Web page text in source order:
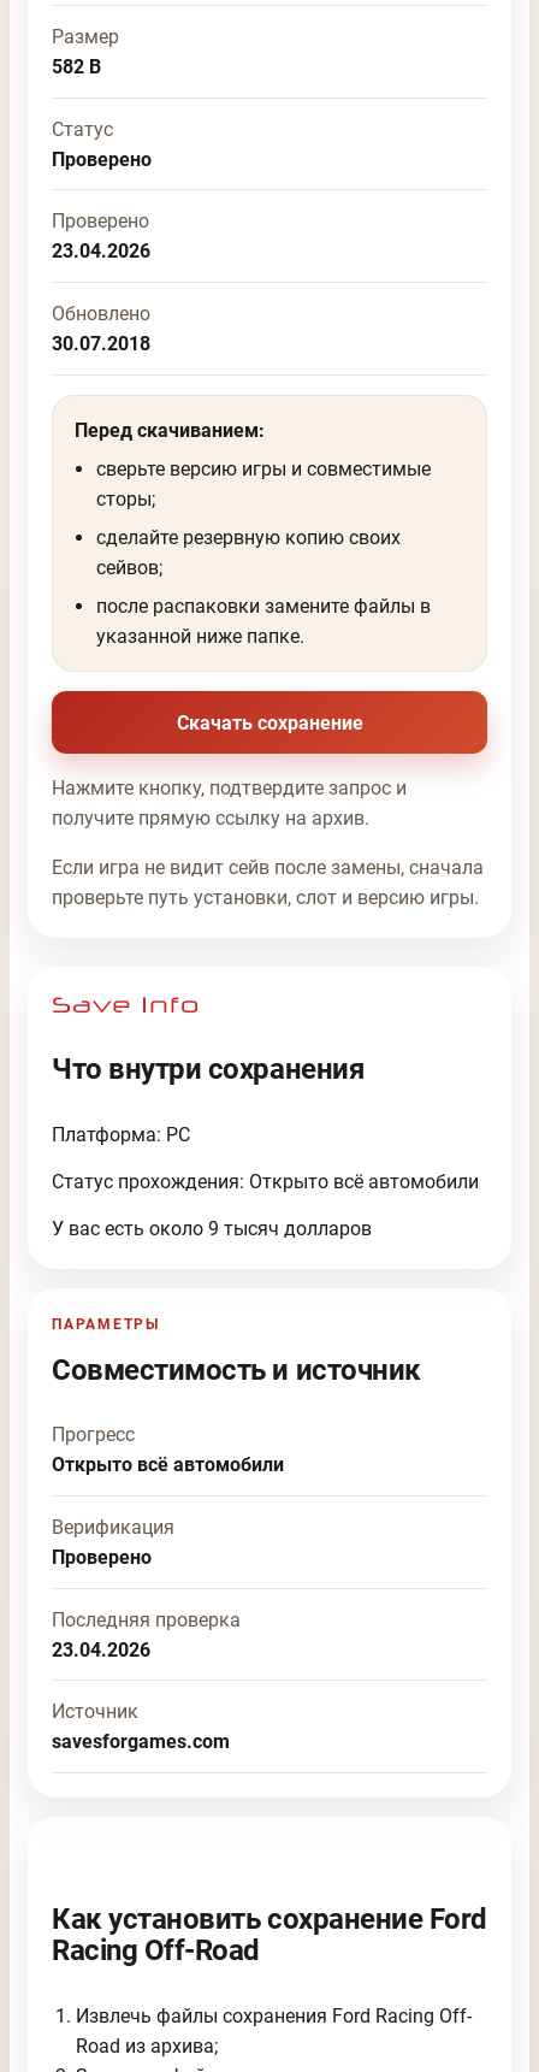
Размер
582 B
Статус
Проверено
Проверено
23.04.2026
Обновлено
30.07.2018
Перед скачиванием:
сверьте версию игры и совместимые
сторы;
сделайте резервную копию своих
сейвов;
после распаковки замените файлы в
указанной ниже папке.
Скачать сохранение
Нажмите кнопку, подтвердите запрос и
получите прямую ссылку на архив.
Если игра не видит сейв после замены, сначала
проверьте путь установки, слот и версию игры.
Что внутри сохранения
Платформа: PC
Статус прохождения: Открыто всё автомобили
У вас есть около 9 тысяч долларов
ПАРАМЕТРЫ
Совместимость и источник
Прогресс
Открыто всё автомобили
Верификация
Проверено
Последняя проверка
23.04.2026
Источник
savesforgames.com
Как установить сохранение Ford
Racing Off-Road
Извлечь файлы сохранения Ford Racing Off-
Road из архива;